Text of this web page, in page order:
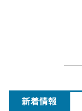
新着情報